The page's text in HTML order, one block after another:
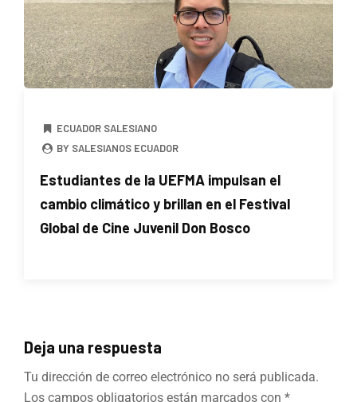
ECUADOR SALESIANO
BY SALESIANOS ECUADOR
Estudiantes de la UEFMA impulsan el
cambio climático y brillan en el Festival
Global de Cine Juvenil Don Bosco
Deja una respuesta
Tu dirección de correo electrónico no será publicada.
Los campos obligatorios están marcados con *